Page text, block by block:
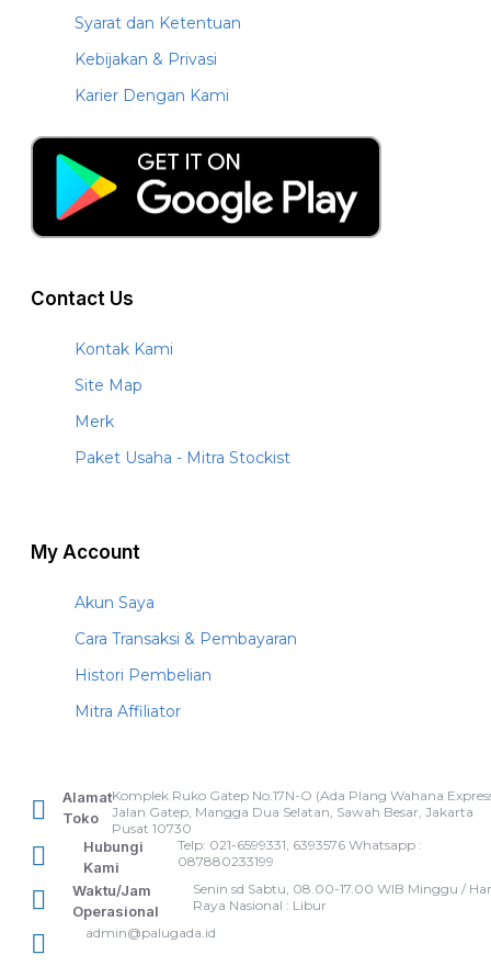
Syarat dan Ketentuan
Kebijakan & Privasi
Karier Dengan Kami
Contact Us
Kontak Kami
Site Map
Merk
Paket Usaha - Mitra Stockist
My Account
Akun Saya
Cara Transaksi & Pembayaran
Histori Pembelian
Mitra Affiliator
Alamat
Toko
Komplek Ruko Gatep No.17N-O (Ada Plang Wahana
Jalan Gatep, Mangga Dua Selatan, Sawah Besar, Jakarta
Pusat 10730
Hubungi
Kami
Telp: 021-6599331, 6393576 Whatsapp :
087880233199
Waktu/Jam
Operasional
Senin sd Sabtu, 08.00-17.00 WIB Minggu /
Raya Nasional : Libur
admin@palugada.id